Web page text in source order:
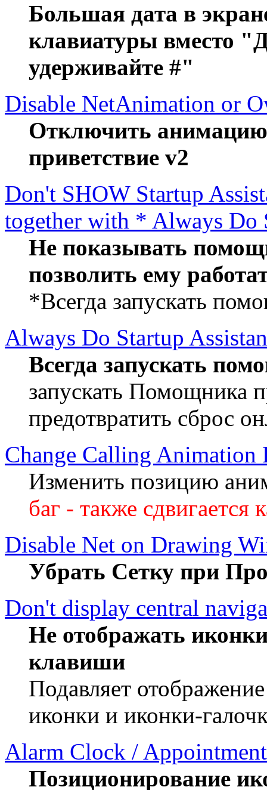
Большая дата в
клавиатуры вместо
удерживайте #"
Disable NetAnimation or
Отключить анимацию
приветствие v2
Don't SHOW Startup
together with * Always Do
Не показывать
позволить ему
*Всегда запускать
Always Do Startup
Всегда запускать
запускать Помощника
предотвратить сброс
Change Calling Animation
Изменить позицию
баг - также сдвигается
Disable Net on Drawing
Убрать Сетку при
Don't display central
Не отображать
клавиши
Подавляет
иконки и иконки-
Alarm Clock /
Позиционирование